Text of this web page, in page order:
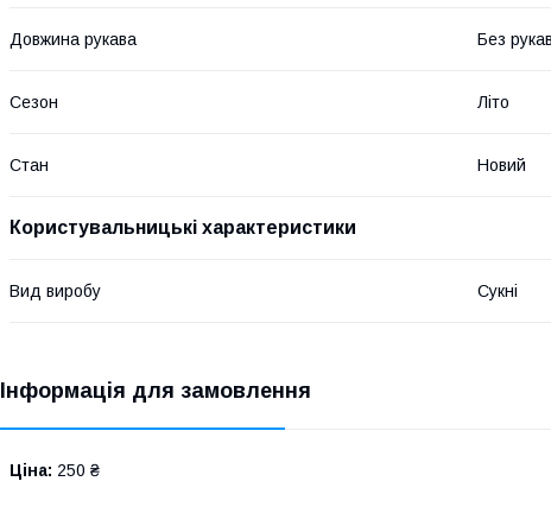
Довжина рукава Без
Сезон Літо
Стан Новий
Користувальницькі характеристики
Вид виробу Сукні
Інформація для замовлення
Ціна: 250 ₴